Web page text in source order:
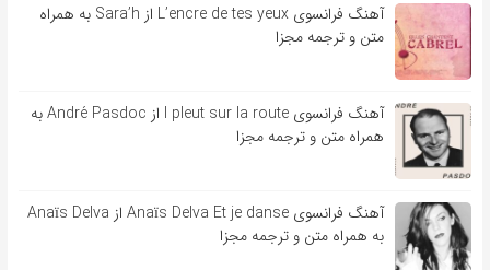
آهنگ فرانسوی L’encre de tes yeux از Sara’h به همراه
متن و ترجمه مجزا
آهنگ فرانسوی l pleut sur la route از André Pasdoc به
همراه متن و ترجمه مجزا
آهنگ فرانسوی Anaïs Delva Et je danse از Anaïs Delva
به همراه متن و ترجمه مجزا